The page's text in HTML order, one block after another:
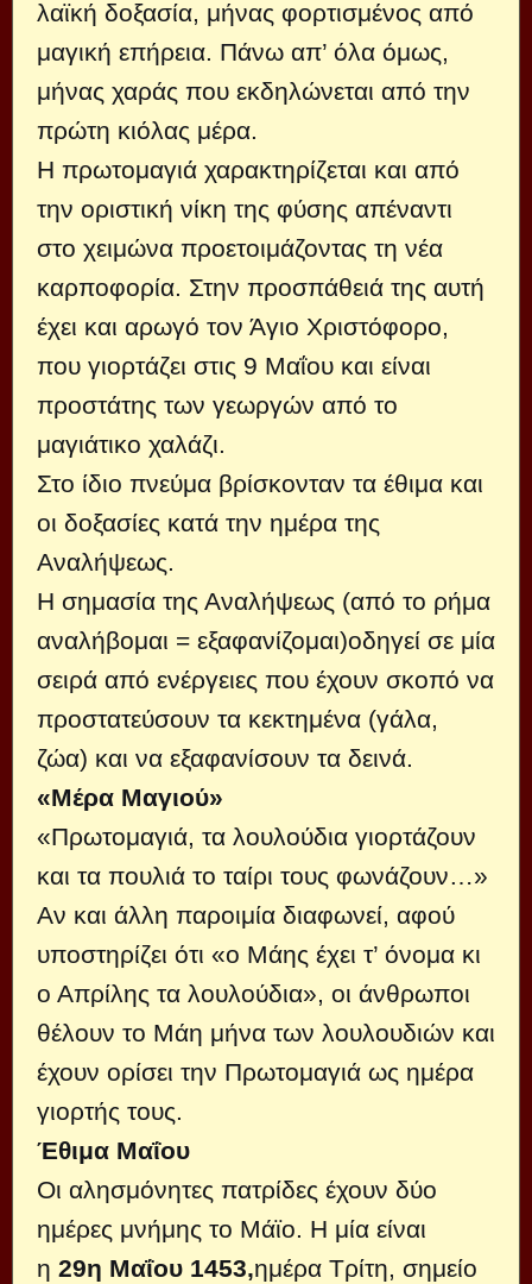
λαϊκή δοξασία, μήνας φορτισμένος από
μαγική επήρεια. Πάνω απ’ όλα όμως,
μήνας χαράς που εκδηλώνεται από την
πρώτη κιόλας μέρα.
Η πρωτομαγιά χαρακτηρίζεται και από
την οριστική νίκη της φύσης απέναντι
στο χειμώνα προετοιμάζοντας τη νέα
καρποφορία. Στην προσπάθειά της αυτή
έχει και αρωγό τον Άγιο Χριστόφορο,
που γιορτάζει στις 9 Μαΐου και είναι
προστάτης των γεωργών από το
μαγιάτικο χαλάζι.
Στο ίδιο πνεύμα βρίσκονταν τα έθιμα και
οι δοξασίες κατά την ημέρα της
Αναλήψεως.
Η σημασία της Αναλήψεως (από το ρήμα
αναλήβομαι = εξαφανίζομαι)οδηγεί σε μία
σειρά από ενέργειες που έχουν σκοπό να
προστατεύσουν τα κεκτημένα (γάλα,
ζώα) και να εξαφανίσουν τα δεινά.
«Μέρα Μαγιού»
«Πρωτομαγιά, τα λουλούδια γιορτάζουν
και τα πουλιά το ταίρι τους φωνάζουν…»
Αν και άλλη παροιμία διαφωνεί, αφού
υποστηρίζει ότι «ο Μάης έχει τ’ όνομα κι
ο Απρίλης τα λουλούδια», οι άνθρωποι
θέλουν το Μάη μήνα των λουλουδιών και
έχουν ορίσει την Πρωτομαγιά ως ημέρα
γιορτής τους.
Έθιμα Μαΐου
Οι αλησμόνητες πατρίδες έχουν δύο
ημέρες μνήμης το Μάϊο. Η μία είναι
η 29η Μαΐου 1453,ημέρα Τρίτη, σημείο